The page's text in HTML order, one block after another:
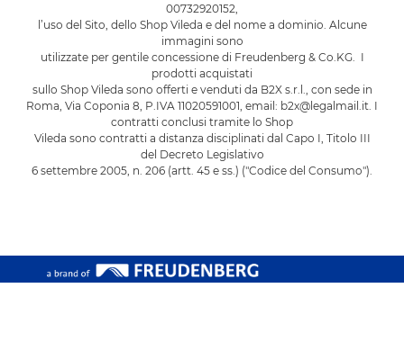
00732920152,
l’uso del Sito, dello Shop Vileda e del nome a dominio. Alcune
immagini sono
utilizzate per gentile concessione di Freudenberg & Co.KG. I
prodotti acquistati
sullo Shop Vileda sono offerti e venduti da B2X s.r.l., con sede in
Roma, Via Coponia 8, P.IVA 11020591001, email: b2x@legalmail.it. I
contratti conclusi tramite lo Shop
Vileda sono contratti a distanza disciplinati dal Capo I, Titolo III
del Decreto Legislativo
6 settembre 2005, n. 206 (artt. 45 e ss.) ("Codice del Consumo").